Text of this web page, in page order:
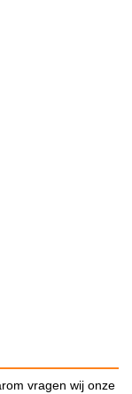
vragen wij onze